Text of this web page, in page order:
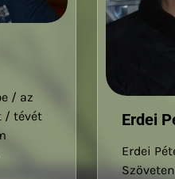
/ az
/ tévét
Erdei
Erdei